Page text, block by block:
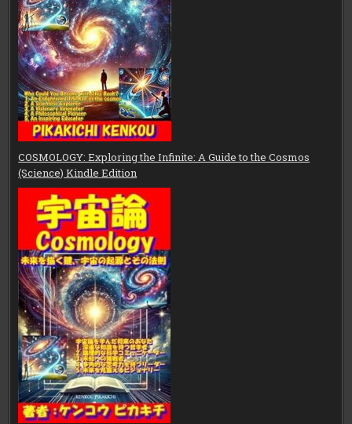
COSMOLOGY: Exploring the Infinite: A Guide to the Cosmos
(Science) Kindle Edition